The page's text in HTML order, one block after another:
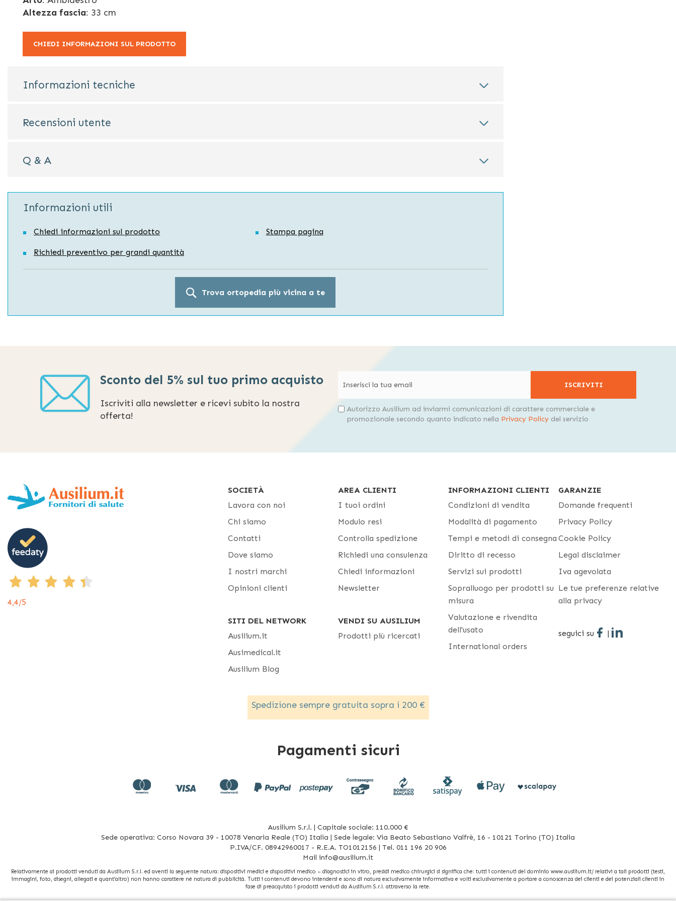
Altezza fascia: 33 cm
CHIEDI INFORMAZIONI SUL PRODOTTO
Informazioni tecniche
Recensioni utente
Q & A
Informazioni utili
Chiedi informazioni sul prodotto Stampa pagina
Richiedi preventivo per grandi quantità
Trova ortopedia più vicina a te
Sconto del 5% sul tuo primo acquisto
Iscriviti alla newsletter e ricevi subito la nostra
offerta!
ISCRIVITI
Autorizzo Ausilium ad inviarmi comunicazioni di carattere commerciale e
promozionale secondo quanto indicato nella Privacy Policy del servizio
4,4/5
SOCIETÀ
Lavora con noi
Chi siamo
Contatti
Dove siamo
I nostri marchi
Opinioni clienti
SITI DEL NETWORK
Ausilium.it
Ausimedical.it
Ausilium Blog
AREA CLIENTI
I tuoi ordini
Modulo resi
Controlla spedizione
Richiedi una consulenza
Chiedi informazioni
Newsletter
VENDI SU AUSILIUM
Prodotti più ricercati
INFORMAZIONI CLIENTI
Condizioni di vendita
Modalità di pagamento
Tempi e metodi di consegna
Diritto di recesso
Servizi sui prodotti
Sopralluogo per prodotti su
misura
Valutazione e rivendita
dell'usato
International orders
GARANZIE
Domande frequenti
Privacy Policy
Cookie Policy
Legal disclaimer
Iva agevolata
Le tue preferenze relative
alla privacy
seguici su |
Spedizione sempre gratuita sopra i 200 €
Pagamenti sicuri
Ausilium S.r.l. | Capitale sociale: 110.000 €
Sede operativa: Corso Novara 39 - 10078 Venaria Reale (TO) Italia | Sede legale: Via Beato Sebastiano Valfrè, 16 - 10121 Torino (TO) Italia
P.IVA/CF. 08942960017 - R.E.A. TO1012156 | Tel. 011 196 20 906
Mail info@ausilium.it
Relativamente ai prodotti venduti da Ausilium S.r.l. ed aventi la seguente natura: dispositivi medici e dispositivi medico – diagnostici in vitro, presidi medico chirurgici si significa che: tutti i contenuti del dominio www.ausilium.it/ relativi a tali prodotti (testi,
immagini, foto, disegni, allegati e quant’altro) non hanno carattere né natura di pubblicità. Tutti i contenuti devono intendersi e sono di natura esclusivamente informativa e volti esclusivamente a portare a conoscenza dei clienti e dei potenziali clienti in
fase di preacquisto i prodotti venduti da Ausilium S.r.l. attraverso la rete.